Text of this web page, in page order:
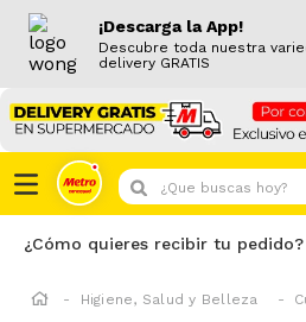
¡Descarga la App!
Descubre toda nuestra
delivery GRATIS
¿Que buscas hoy?
¿Cómo quieres recibir tu pedido?
Higiene, Salud y Belleza